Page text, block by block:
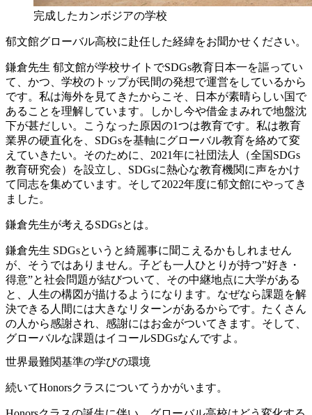
完成したカンボジアの学校
郁文館グローバル高校に赴任した経緯をお聞かせください。
鎌倉先生 郁文館が学校サイトでSDGs教育日本一を謳ってい
て、かつ、学校のトップが民間の発想で運営をしているから
です。私は海外を見てきたからこそ、日本が素晴らしい国で
あることを理解しています。しかし今や借金まみれで地盤沈
下が甚だしい。こうなった原因の1つは教育です。私は教育
業界の硬直化を、SDGsを基軸にグローバル教育を絡めて変
えていきたい。そのために、2021年に社団法人（全国SDGs
教育研究会）を設立し、SDGsに熱心な教育機関に声をかけ
て同志を集めています。そして2022年度に郁文館にやってき
ました。
鎌倉先生が考えるSDGsとは。
鎌倉先生 SDGsというと綺麗事に聞こえるかもしれません
が、そうではありません。子ども一人ひとりが持つ”好き・
得意”と社会問題が結びついて、その中継地点に大学がある
と、人生の構図が描けるようになります。なぜなら課題を解
決できる人間には大きなリターンがあるからです。たくさん
の人から感謝され、感謝にはお金がついてきます。そして、
グローバルな課題はイコールSDGsなんですよ。
世界最難関基準の学びの環境
続いてHonorsクラスについてうかがいます。